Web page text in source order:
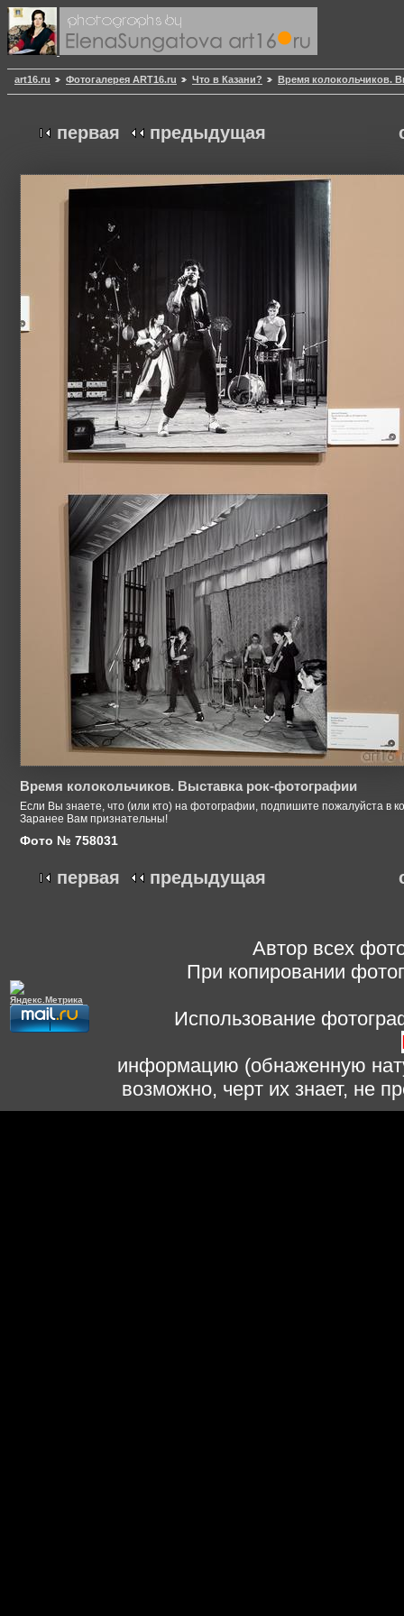
art16.ru Фотогалерея ART16.ru Что в Казани? Время колокольчиков.
первая предыдущая
Время колокольчиков. Выставка рок-фотографии
Если Вы знаете, что (или кто) на фотографии, подпишите пожалуйста в
Заранее Вам признательны!
Фото № 758031
первая предыдущая
Автор всех
При копировании
Использование
информацию (обнаженную
возможно, черт их знает, не